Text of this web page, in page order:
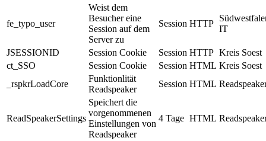
fe_typo_user
Weist dem
Besucher eine
Session auf dem
Server zu
Session HTTP
IT
JSESSIONID Session Cookie Session HTTP Kreis Soest
ct_SSO
Session Cookie Session HTML Kreis Soest
_rspkrLoadCore
Funktionlität
Readspeaker
Session HTML
ReadSpeakerSettings
Speichert die
vorgenommenen
Einstellungen von
Readspeaker
4 Tage HTML